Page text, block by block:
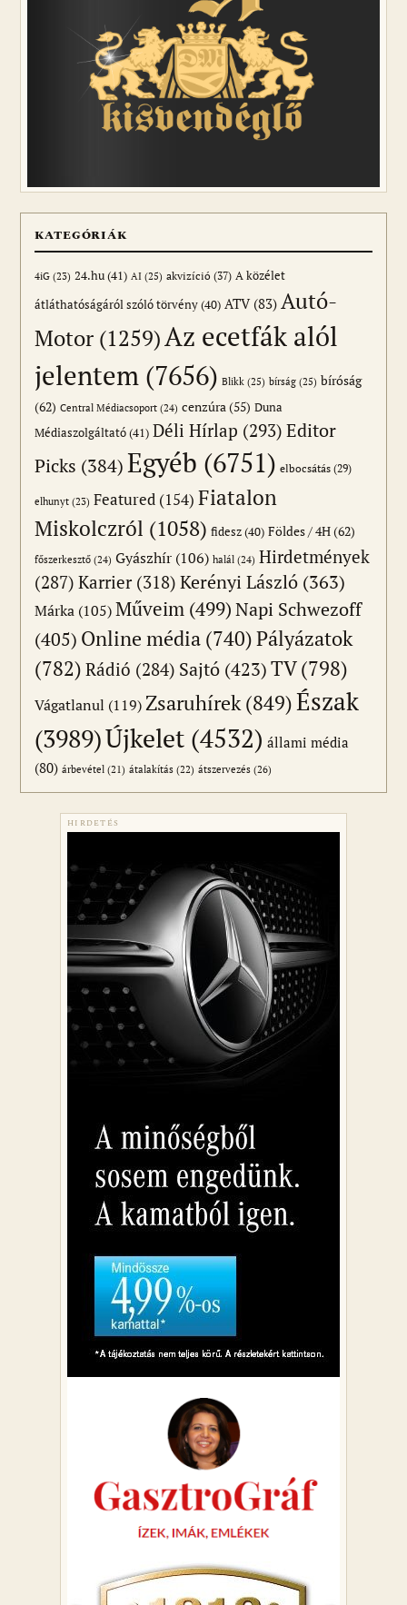
KATEGÓRIÁK
4iG (23) 24.hu(41) AI (25) akvizíció (37) A közélet
átláthatóságáról szóló törvény(40) ATV(83) Autó-
Motor (1259)Az ecetfák alól
jelentem (7656) Blikk (25) bírság (25) bíróság
(62) Central Médiacsoport (24) cenzúra(55) Duna
Médiaszolgáltató(41) Déli Hírlap (293) Editor
Picks (384)Egyéb (6751) elbocsátás (29)
elhunyt (23) Featured (154) Fiatalon
Miskolczról (1058) fidesz(40) Földes / 4H(62)
főszerkesztő (24) Gyászhír (106) halál (24) Hirdetmények
(287) Karrier(318) Kerényi László (363)
Márka (105) Műveim (499)Napi Schwezoff
(405) Online média (740)Pályázatok
(782) Rádió (284) Sajtó (423)TV(798)
Vágatlanul (119) Zsaruhírek (849)Észak
(3989)Újkelet (4532) állami média
(80) árbevétel (21) átalakítás (22) átszervezés (26)
HIRDETÉS